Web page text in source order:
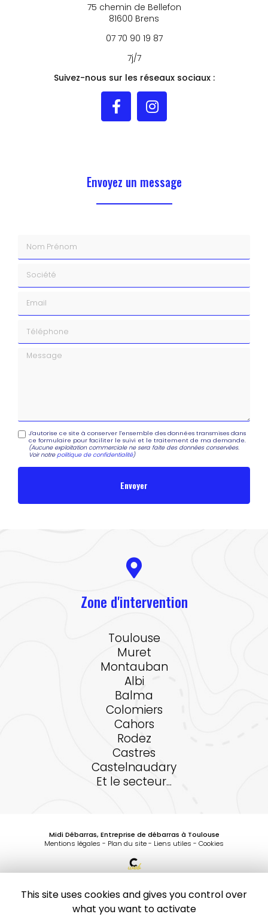
75 chemin de Bellefon
81600 Brens
07 70 90 19 87
7j/7
Suivez-nous sur les réseaux sociaux :
Envoyez un message
Message
J'autorise ce site à conserver l'ensemble des données transmises dans
ce formulaire pour faciliter le suivi et le traitement de ma demande.
(Aucune exploitation commerciale ne sera faite des données conservées.
Voir notrepolitique de confidentialité)
Zone d'intervention
Toulouse
Muret
Montauban
Albi
Balma
Colomiers
Cahors
Rodez
Castres
Castelnaudary
Et le secteur...
Midi Débarras, Entreprise de débarras à Toulouse
Mentions légales - Plan du site- Liens utiles - Cookies
Demande de Devis
Secteurs-En savoir +
This site uses cookies and gives you control over
what you want to activate